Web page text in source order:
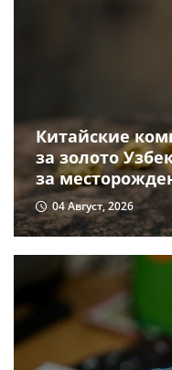
Китайские
за золото
за
04 Август, 2026